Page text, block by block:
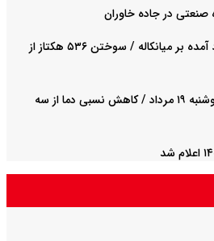
در جاده خاوران
آخرین آمار از آسیب های وارد آمده بر میانکاله / سوختن ۵۳۶ هکتاز از
پیش بینی هوای نهران فردا دوشنبه ۱۹ مرداد / کاهش نسبی دما از سه